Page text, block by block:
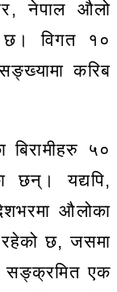
नेपाल औलो
छ। विगत १०
करिब
बिरामीहरु ५०
छन्। यद्यपि,
औलोका
रहेको छ, जसमा
सङ्क्रमित एक